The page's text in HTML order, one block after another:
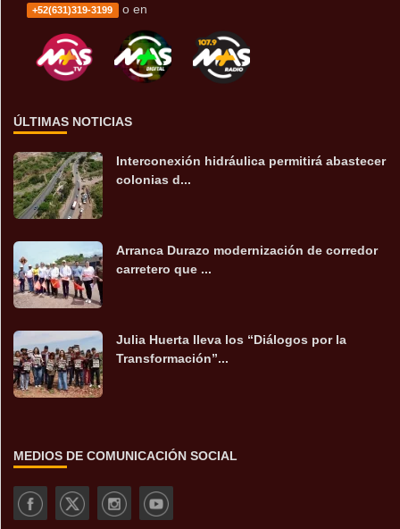
+52(631)319-3199 o en
ÚLTIMAS NOTICIAS
Interconexión hidráulica permitirá abastecer
colonias d...
Arranca Durazo modernización de corredor
carretero que ...
Julia Huerta lleva los “Diálogos por la
Transformación”...
MEDIOS DE COMUNICACIÓN SOCIAL